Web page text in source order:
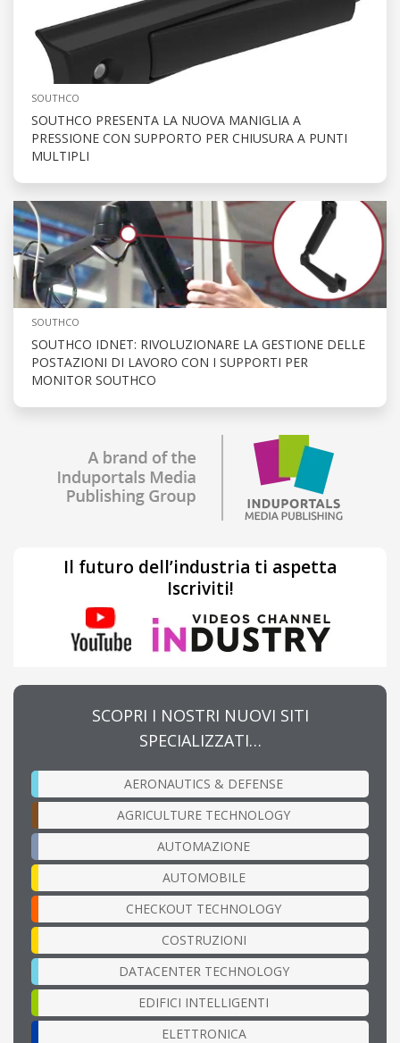
SOUTHCO
SOUTHCO PRESENTA LA NUOVA MANIGLIA A
PRESSIONE CON SUPPORTO PER CHIUSURA A PUNTI
MULTIPLI
SOUTHCO
SOUTHCO IDNET: RIVOLUZIONARE LA GESTIONE DELLE
POSTAZIONI DI LAVORO CON I SUPPORTI PER
MONITOR SOUTHCO
Il futuro dell’industria ti aspetta
Iscriviti!
SCOPRI I NOSTRI NUOVI SITI
SPECIALIZZATI…
AERONAUTICS & DEFENSE
AGRICULTURE TECHNOLOGY
AUTOMAZIONE
AUTOMOBILE
CHECKOUT TECHNOLOGY
COSTRUZIONI
DATACENTER TECHNOLOGY
EDIFICI INTELLIGENTI
ELETTRONICA